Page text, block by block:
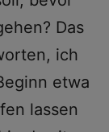
Das
ich
etwa
lassen